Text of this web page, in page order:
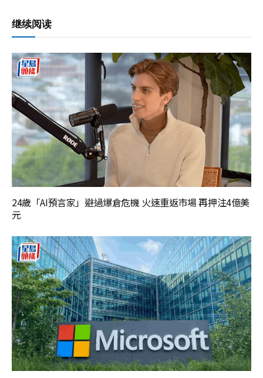
继续阅读
24歲「AI預言家」避過爆倉危機 火速重返市場 再押注4億美
元